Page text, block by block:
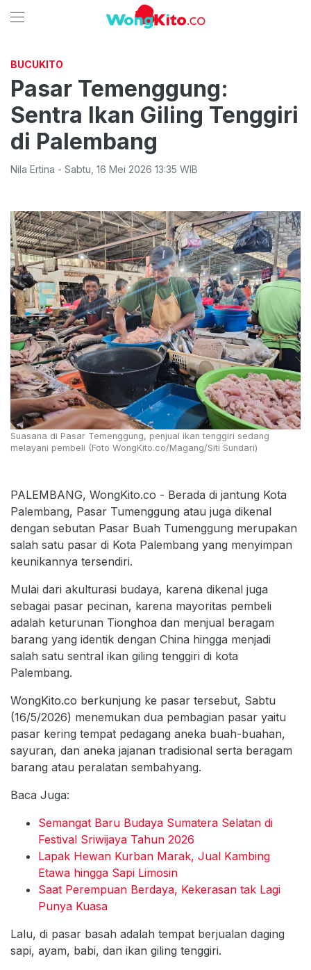
BUCUKITO
Pasar Temenggung:
Sentra Ikan Giling Tenggiri
di Palembang
Nila Ertina - Sabtu 16 Mei 2026 13:35 WIB
Suasana di Pasar Temenggung, penjual ikan tenggiri sedang
melayani pembeli (Foto WongKito.co/Magang/Siti Sundari)
PALEMBANG, WongKito.co - Berada di jantung Kota
Palembang, Pasar Tumenggung atau juga dikenal
dengan sebutan Pasar Buah Tumenggung merupakan
salah satu pasar di Kota Palembang yang menyimpan
keunikannya tersendiri.
Mulai dari akulturasi budaya, karena dikenal juga
sebagai pasar pecinan, karena mayoritas pembeli
adalah keturunan Tionghoa dan menjual beragam
barang yang identik dengan China hingga menjadi
salah satu sentral ikan giling tenggiri di kota
Palembang.
WongKito.co berkunjung ke pasar tersebut, Sabtu
(16/5/2026) menemukan dua pembagian pasar yaitu
pasar kering tempat pedagang aneka buah-buahan,
sayuran, dan aneka jajanan tradisional serta beragam
barang atau peralatan sembahyang.
Baca Juga:
Semangat Baru Budaya Sumatera Selatan di
Festival Sriwijaya Tahun 2026
Lapak Hewan Kurban Marak, Jual Kambing
Etawa hingga Sapi Limosin
Saat Perempuan Berdaya, Kekerasan tak Lagi
Punya Kuasa
Lalu, di pasar basah adalah tempat berjualan daging
sapi, ayam, babi, dan ikan giling tenggiri.